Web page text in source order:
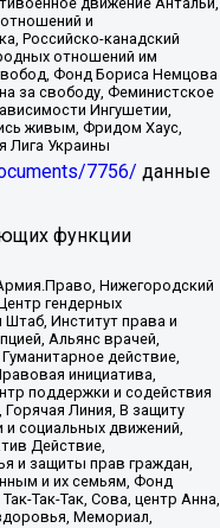
и
Российско-канадский
отношений им
Фонд Бориса Немцова
за свободу, Феминистское
Ингушетии,
живым, Фридом Хаус,
Лига Украины
7756/ данные
функции
Нижегородский
гендерных
Институт права и
Альянс врачей,
действие,
инициатива,
поддержки и содействия
Линия, В защиту
и социальных движений,
Действие,
и защиты прав граждан,
и их семьям, Фонд
Так-Так, Сова, центр Анна,
Мемориал,